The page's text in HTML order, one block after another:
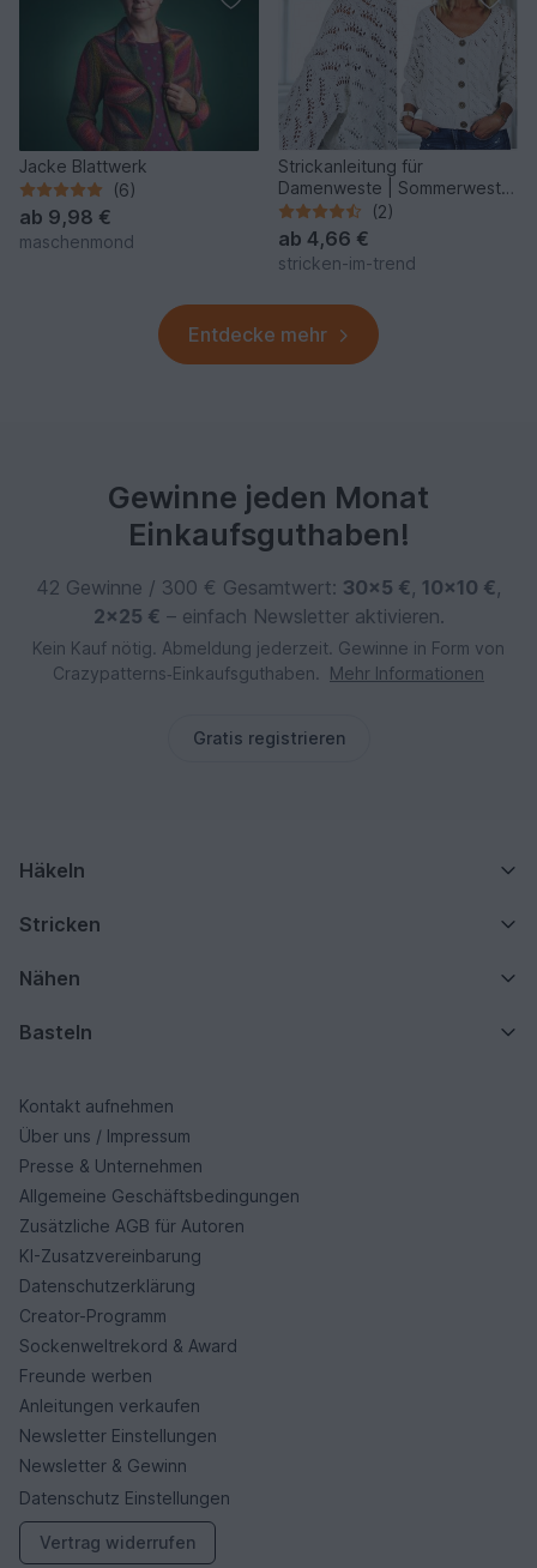
Jacke Blattwerk
(6)
ab 9,98 €
maschenmond
Strickanleitung für
Damenweste | Sommerweste
COTTON MIX #3
(2)
ab 4,66 €
stricken-im-trend
Entdecke mehr
Gewinne jeden Monat
Einkaufsguthaben!
42 Gewinne / 300 € Gesamtwert: 30×5 €, 10×10 €,
2×25 € – einfach Newsletter aktivieren.
Kein Kauf nötig. Abmeldung jederzeit. Gewinne in Form von
Crazypatterns‑Einkaufsguthaben.
Mehr Informationen
Gratis registrieren
Häkeln
Stricken
Nähen
Basteln
Kontakt aufnehmen
Über uns / Impressum
Presse & Unternehmen
Allgemeine Geschäftsbedingungen
Zusätzliche AGB für Autoren
KI-Zusatzvereinbarung
Datenschutzerklärung
Creator-Programm
Sockenweltrekord & Award
Freunde werben
Anleitungen verkaufen
Newsletter Einstellungen
Newsletter & Gewinn
Datenschutz Einstellungen
Vertrag widerrufen